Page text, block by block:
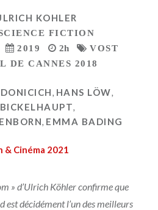
KOHLER
FICTION
2019 2h
VOST
DE CANNES 2018
, HANS LÖW,
,
, EMMA BADING
& Cinéma 2021
» d’Ulrich Köhler confirme que
est décidément l’un des meilleurs